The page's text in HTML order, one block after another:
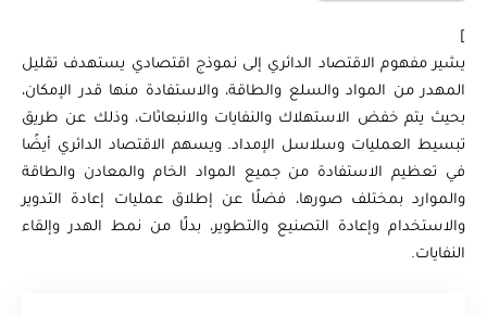
يشير مفهوم الاقتصاد الدائري إلى نموذج اقتصادي يستهدف تقليل
المهدر من المواد والسلع والطاقة، والاستفادة منها قدر الإمكان،
بحيث يتم خفض الاستهلاك والنفايات والانبعاثات، وذلك عن طريق
تبسيط العمليات وسلاسل الإمداد. ويسهم الاقتصاد الدائري أيضًا
في تعظيم الاستفادة من جميع المواد الخام والمعادن والطاقة
والموارد بمختلف صورها، فضلًا عن إطلاق عمليات إعادة التدوير
والاستخدام وإعادة التصنيع والتطوير، بدلًا من نمط الهدر وإلقاء
النفايات.